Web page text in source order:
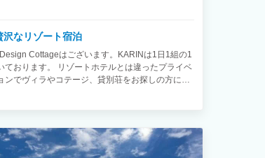
なリゾート宿泊
Cottageはございます。KARINは1日1組の1
おります。 リゾートホテルとは違ったプライベ
でヴィラやコテージ、貸別荘をお探しの方にご